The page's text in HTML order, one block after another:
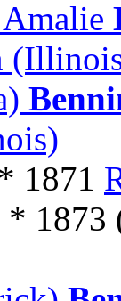
* 1871
* 1873